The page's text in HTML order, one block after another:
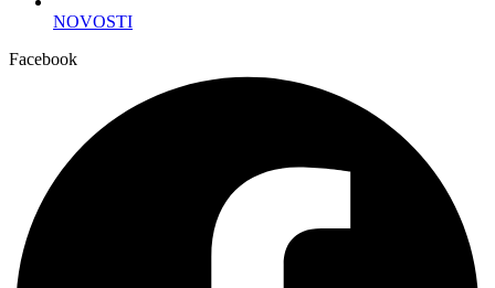
NOVOSTI
Facebook